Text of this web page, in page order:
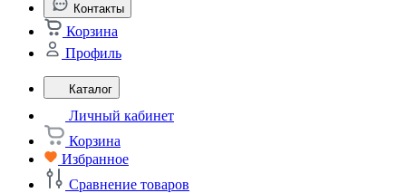
Контакты
Корзина
Профиль
Каталог
Личный кабинет
Корзина
Избранное
Сравнение товаров